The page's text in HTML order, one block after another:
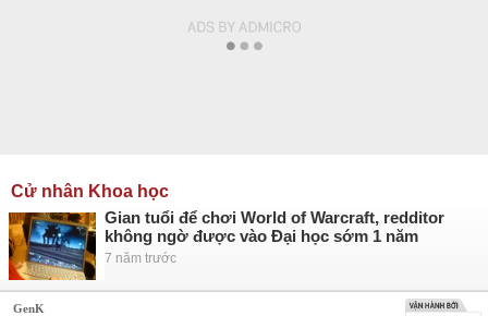
Cử nhân Khoa học
Gian tuổi để chơi World of Warcraft, redditor
không ngờ được vào Đại học sớm 1 năm
7 năm trước
GenK